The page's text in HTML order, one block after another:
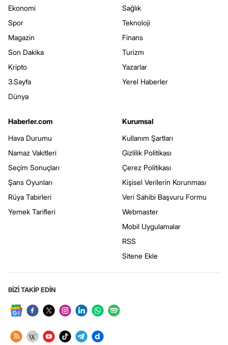
Ekonomi
Spor
Magazin
Son Dakika
Kripto
3.Sayfa
Dünya
Sağlık
Teknoloji
Finans
Turizm
Yazarlar
Yerel Haberler
Haberler.com
Hava Durumu
Namaz Vakitleri
Seçim Sonuçları
Şans Oyunları
Rüya Tabirleri
Yemek Tarifleri
Kurumsal
Kullanım Şartları
Gizlilik Politikası
Çerez Politikası
Kişisel Verilerin Korunması
Veri Sahibi Başvuru Formu
Webmaster
Mobil Uygulamalar
RSS
Sitene Ekle
BİZİ TAKİP EDİN